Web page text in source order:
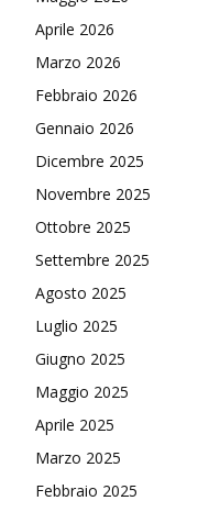
Aprile 2026
Marzo 2026
Febbraio 2026
Gennaio 2026
Dicembre 2025
Novembre 2025
Ottobre 2025
Settembre 2025
Agosto 2025
Luglio 2025
Giugno 2025
Maggio 2025
Aprile 2025
Marzo 2025
Febbraio 2025